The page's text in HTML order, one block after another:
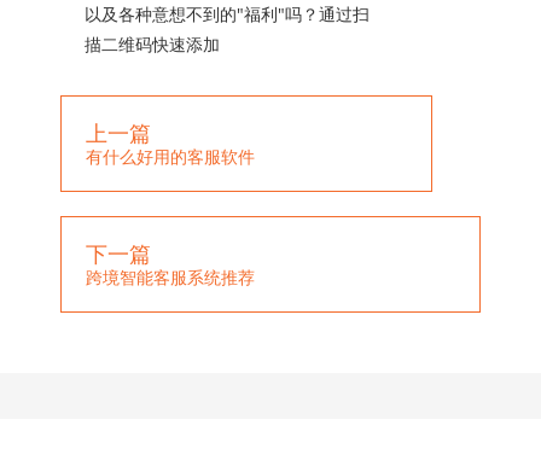
以及各种意想不到的"福利"吗？通过扫
描二维码快速添加
上一篇
有什么好用的客服软件
下一篇
跨境智能客服系统推荐